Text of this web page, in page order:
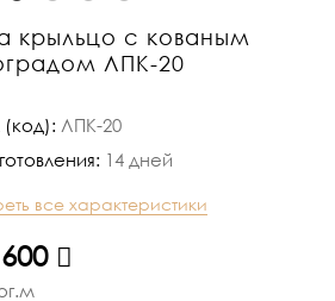
крыльцо с кованым
ЛПК-20
(код): ЛПК-20
14 дней
все характеристики